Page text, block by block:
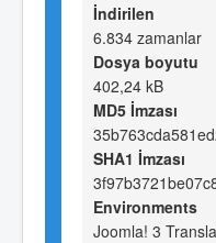
İndirilen
6.834 zamanlar
Dosya boyutu
402,24 kB
MD5 İmzası
SHA1 İmzası
Environments
Joomla! 3